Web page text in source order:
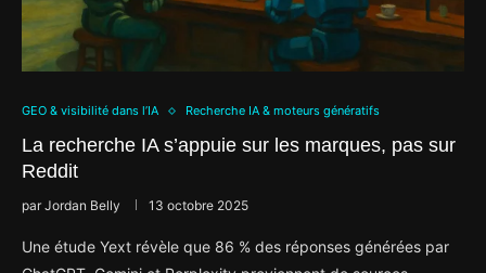
GEO & visibilité dans l’IA Recherche IA & moteurs génératifs
La recherche IA s’appuie sur les marques, pas sur
Reddit
parJordan Belly 13 octobre 2025
Une étude Yext révèle que 86 % des réponses générées par